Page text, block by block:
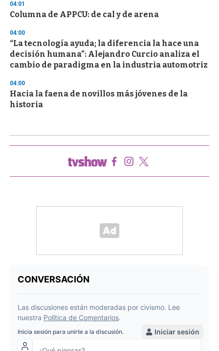
04:01
Columna de APPCU: de cal y de arena
04:00
“La tecnología ayuda; la diferencia la hace una
decisión humana”: Alejandro Curcio analiza el
cambio de paradigma en la industria automotriz
04:00
Hacia la faena de novillos más jóvenes de la
historia